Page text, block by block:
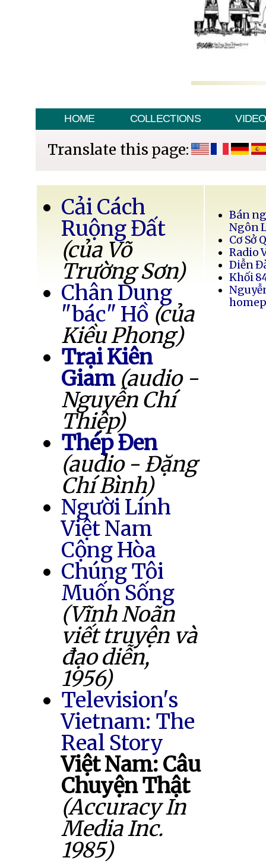
HOME COLLECTIONS VIDEO
Translate this page:
Cải Cách
Ruộng Đất
(của Võ
Trường Sơn)
Chân Dung
"bác" Hồ (của
Kiều Phong)
Trại Kiên
Giam (audio -
Nguyễn Chí
Thiệp)
Thép Đen
(audio - Đặng
Chí Bình)
Người Lính
Việt Nam
Cộng Hòa
Chúng Tôi
Muốn Sống
(Vĩnh Noãn
viết truyện và
đạo diễn,
1956)
Television's
Vietnam: The
Real Story
Việt Nam: Câu
Chuyện Thật
(Accuracy In
Media Inc.
1985)
Bán
Ngôn
Cơ Sở
Radio
Diễn
Khối